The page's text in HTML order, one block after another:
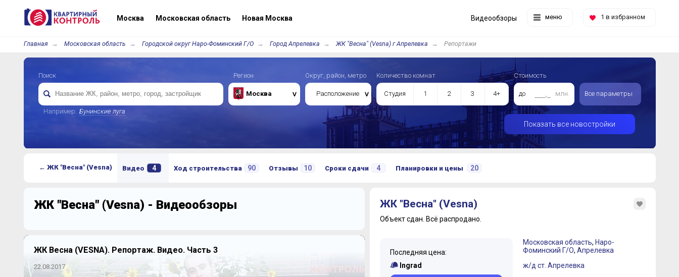
Москва Московская область Новая Москва меню 1 в избранном
Видеообзоры
Главная Московская область Городской округ Наро-Фоминский Г/О Город Апрелевка ЖК "Весна" (Vesna) г Апрелевка Репортажи
Поиск
Например: Бунинские луга
Регион
Москва
Округ, район, метро
Расположение
Количество комнат
Студия 1 2 3 4+
Стоимость
до млн. Все параметры
Показать все новостройки
← ЖК "Весна" (Vesna) Видео 4 Ход строительства 90 Отзывы 10 Сроки сдачи 4 Планировки и цены 20
ЖК "Весна" (Vesna) - Видеообзоры
ЖК Весна (VESNA). Репортаж. Видео. Часть 3
22.08.2017
ЖК "Весна" (Vesna)
Объект сдан. Всё распродано.
Последняя цена:
Ingrad
Московская область, Наро-
Фоминский Г/О, Апрелевка
ж/д ст. Апрелевка